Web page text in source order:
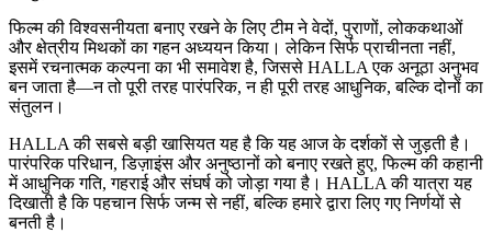
फिल्म की विश्वसनीयता बनाए रखने के लिए टीम ने वेदों, पुराणों, लोककथाओं
और क्षेत्रीय मिथकों का गहन अध्ययन किया। लेकिन सिर्फ प्राचीनता नहीं,
इसमें रचनात्मक कल्पना का भी समावेश है, जिससे HALLA एक अनूठा अनुभव
बन जाता है—न तो पूरी तरह पारंपरिक, न ही पूरी तरह आधुनिक, बल्कि दोनों का
संतुलन।
HALLA की सबसे बड़ी खासियत यह है कि यह आज के दर्शकों से जुड़ती है।
पारंपरिक परिधान, डिज़ाइंस और अनुष्ठानों को बनाए रखते हुए, फिल्म की कहानी
में आधुनिक गति, गहराई और संघर्ष को जोड़ा गया है। HALLA की यात्रा यह
दिखाती है कि पहचान सिर्फ जन्म से नहीं, बल्कि हमारे द्वारा लिए गए निर्णयों से
बनती है।